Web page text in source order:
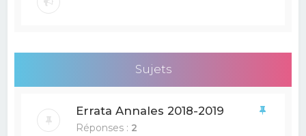
Sujets
Errata Annales 2018-2019
Réponses : 2